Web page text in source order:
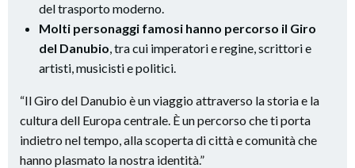
del trasporto moderno.
Molti personaggi famosi hanno percorso il Giro
del Danubio, tra cui imperatori e regine, scrittori e
artisti, musicisti e politici.
“Il Giro del Danubio è un viaggio attraverso la storia e la
cultura dell Europa centrale. È un percorso che ti porta
indietro nel tempo, alla scoperta di città e comunità che
hanno plasmato la nostra identità.”